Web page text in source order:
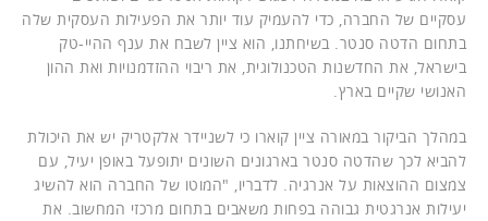
עסקיים של החברה, כדי להעמיק עוד יותר את הפעילות העסקית שלה
בתחום הדטה סנטר. בשיחתנו, הוא ציין לשבח את ענף ההיי-טק
בישראל, את החדשנות הטכנולוגית, את ריבוי ההזדמנויות ואת ההון
האנושי שקיים בארץ.
במהלך הביקור במאורה ציין קוארו כי לשניידר אלקטריק יש את היכולת
להביא לכך שהדטה סנטר בארגונים השונים יתופעל באופן יעיל, עם
צמצום ההוצאות על אנרגיה. לדבריו, "המוטו של החברה הוא להשיג
יעילות אנרגטית גבוהה בפחות משאבים בתחום מרכזי המחשוב. את